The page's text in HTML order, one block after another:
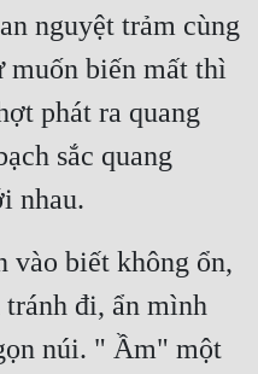
nguyệt trảm cùng
muốn biến mất thì
phát ra quang
sắc quang
nhau.
biết không ổn,
đi, ẩn mình
núi. " Ầm" một